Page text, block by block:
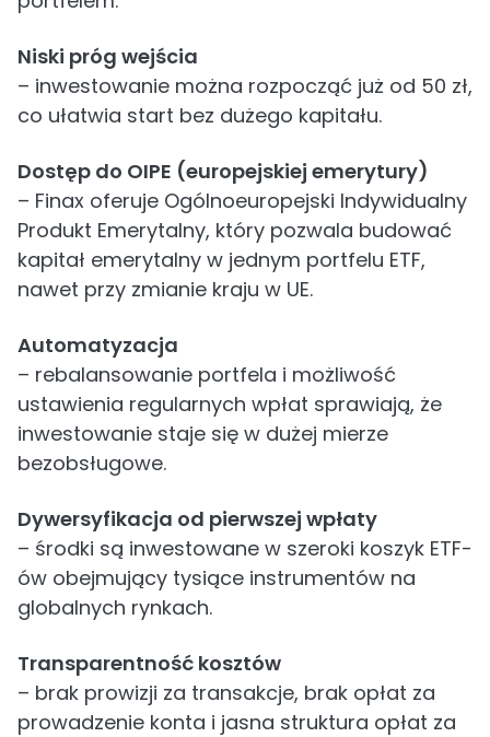
Niski próg wejścia
– inwestowanie można rozpocząć już od 50 zł,
co ułatwia start bez dużego kapitału.
Dostęp do OIPE (europejskiej emerytury)
– Finax oferuje Ogólnoeuropejski Indywidualny
Produkt Emerytalny, który pozwala budować
kapitał emerytalny w jednym portfelu ETF,
nawet przy zmianie kraju w UE.
Automatyzacja
– rebalansowanie portfela i możliwość
ustawienia regularnych wpłat sprawiają, że
inwestowanie staje się w dużej mierze
bezobsługowe.
Dywersyfikacja od pierwszej wpłaty
– środki są inwestowane w szeroki koszyk ETF-
ów obejmujący tysiące instrumentów na
globalnych rynkach.
Transparentność kosztów
– brak prowizji za transakcje, brak opłat za
prowadzenie konta i jasna struktura opłat za